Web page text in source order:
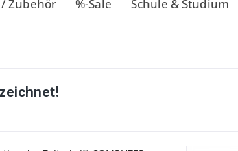
Zubehör %-Sale Schule & Studium